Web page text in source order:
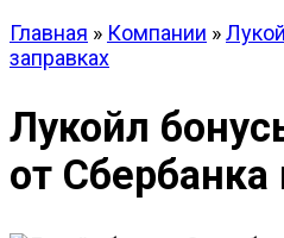
Главная » Компании »
заправках
Лукойл
от